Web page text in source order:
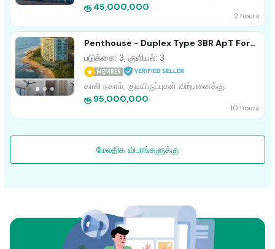
ரூ 45,000,000
2 hours
Penthouse - Duplex Type 3BR ApT For
Sale In Galle Oceanfront Condo
படுக்கை: 3, குளியல்: 3
MEMBER
காலி நகரம், குடியிருப்புகள் விற்பனைக்கு
ரூ 95,000,000
10 hours
மேலதிக விபரங்களுக்கு